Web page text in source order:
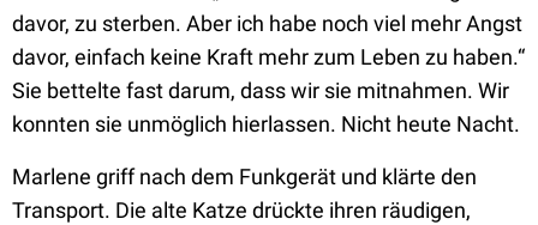
davor, zu sterben. Aber ich habe noch viel mehr Angst
davor, einfach keine Kraft mehr zum Leben zu haben.“
Sie bettelte fast darum, dass wir sie mitnahmen. Wir
konnten sie unmöglich hierlassen. Nicht heute Nacht.
Marlene griff nach dem Funkgerät und klärte den
Transport. Die alte Katze drückte ihren räudigen,